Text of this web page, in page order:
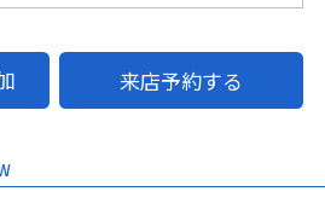
来店予約する